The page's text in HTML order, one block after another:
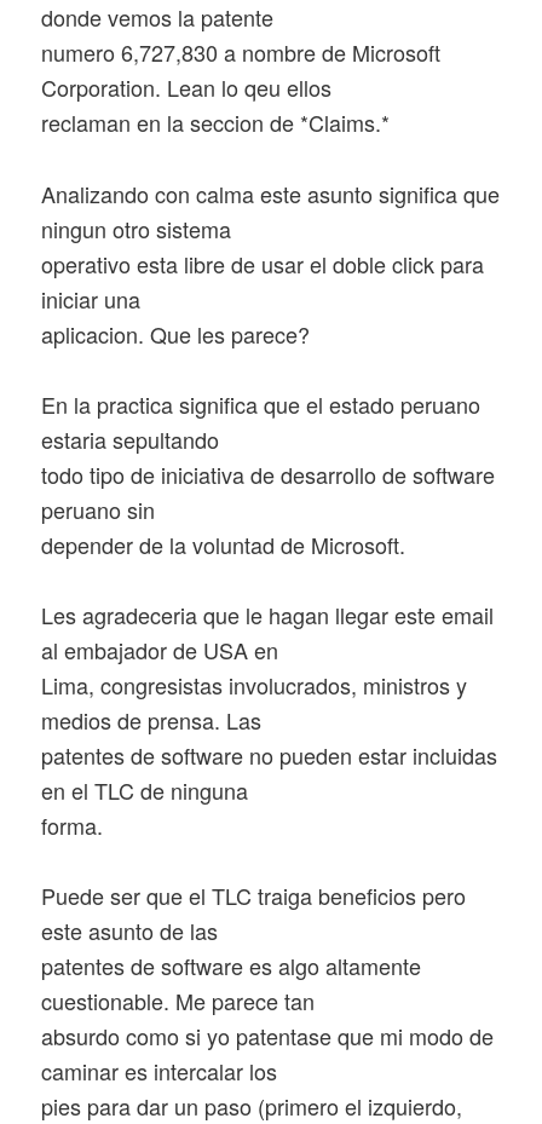
donde vemos la patente
numero 6,727,830 a nombre de Microsoft
Corporation. Lean lo qeu ellos
reclaman en la seccion de *Claims.*
Analizando con calma este asunto significa que
ningun otro sistema
operativo esta libre de usar el doble click para
iniciar una
aplicacion. Que les parece?
En la practica significa que el estado peruano
estaria sepultando
todo tipo de iniciativa de desarrollo de software
peruano sin
depender de la voluntad de Microsoft.
Les agradeceria que le hagan llegar este email
al embajador de USA en
Lima, congresistas involucrados, ministros y
medios de prensa. Las
patentes de software no pueden estar incluidas
en el TLC de ninguna
forma.
Puede ser que el TLC traiga beneficios pero
este asunto de las
patentes de software es algo altamente
cuestionable. Me parece tan
absurdo como si yo patentase que mi modo de
caminar es intercalar los
pies para dar un paso (primero el izquierdo,